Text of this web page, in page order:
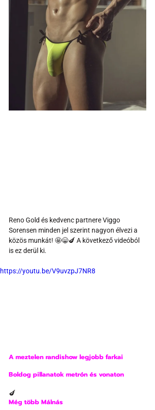
Reno Gold és kedvenc partnere Viggo
Sorensen minden jel szerint nagyon élvezi a
közös munkát! 🤩😁🍆 A következő videóból
is ez derül ki.
https://youtu.be/V9uvzpJ7NR8
A meztelen randishow legjobb farkai
Boldog pillanatok metrón és vonaton
🍆
Még több Málnás